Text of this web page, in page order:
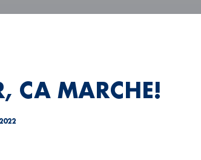
CA MARCHE!